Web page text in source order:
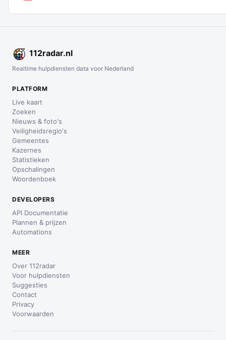
112radar.nl
Realtime hulpdiensten data voor Nederland
PLATFORM
Live kaart
Zoeken
Nieuws & foto's
Veiligheidsregio's
Gemeentes
Kazernes
Statistieken
Opschalingen
Woordenboek
DEVELOPERS
API Documentatie
Plannen & prijzen
Automations
MEER
Over 112radar
Voor hulpdiensten
Suggesties
Contact
Privacy
Voorwaarden